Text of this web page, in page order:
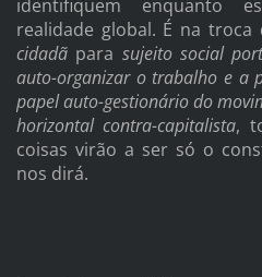
identifiquem enquanto
realidade global. É na
cidadã para sujeito social
auto-organizar o trabalho e a
papelauto-gestionário do
horizontal contra-capitalista,
coisas virão a ser só o
nos dirá.